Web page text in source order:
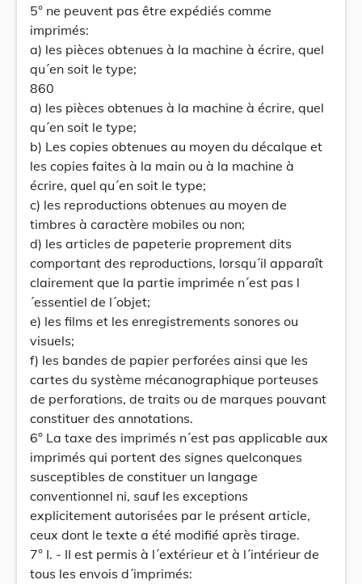
5° ne peuvent pas être expédiés comme
imprimés:
a) les pièces obtenues à la machine à écrire, quel
qu´en soit le type;
860
a) les pièces obtenues à la machine à écrire, quel
qu´en soit le type;
b) Les copies obtenues au moyen du décalque et
les copies faites à la main ou à la machine à
écrire, quel qu´en soit le type;
c) les reproductions obtenues au moyen de
timbres à caractère mobiles ou non;
d) les articles de papeterie proprement dits
comportant des reproductions, lorsqu´il apparaît
clairement que la partie imprimée n´est pas l
´essentiel de l´objet;
e) les films et les enregistrements sonores ou
visuels;
f) les bandes de papier perforées ainsi que les
cartes du système mécanographique porteuses
de perforations, de traits ou de marques pouvant
constituer des annotations.
6° La taxe des imprimés n´est pas applicable aux
imprimés qui portent des signes quelconques
susceptibles de constituer un langage
conventionnel ni, sauf les exceptions
explicitement autorisées par le présent article,
ceux dont le texte a été modifié après tirage.
7° I. - II est permis à l´extérieur et à l´intérieur de
tous les envois d´imprimés: